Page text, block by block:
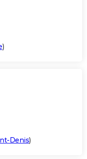
)
Denis)